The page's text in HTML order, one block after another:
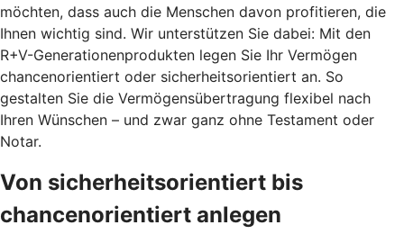
möchten, dass auch die Menschen davon profitieren, die
Ihnen wichtig sind. Wir unterstützen Sie dabei: Mit den
R+V-Generationenprodukten legen Sie Ihr Vermögen
chancenorientiert oder sicherheitsorientiert an. So
gestalten Sie die Vermögensübertragung flexibel nach
Ihren Wünschen – und zwar ganz ohne Testament oder
Notar.
Von sicherheitsorientiert bis
chancenorientiert anlegen